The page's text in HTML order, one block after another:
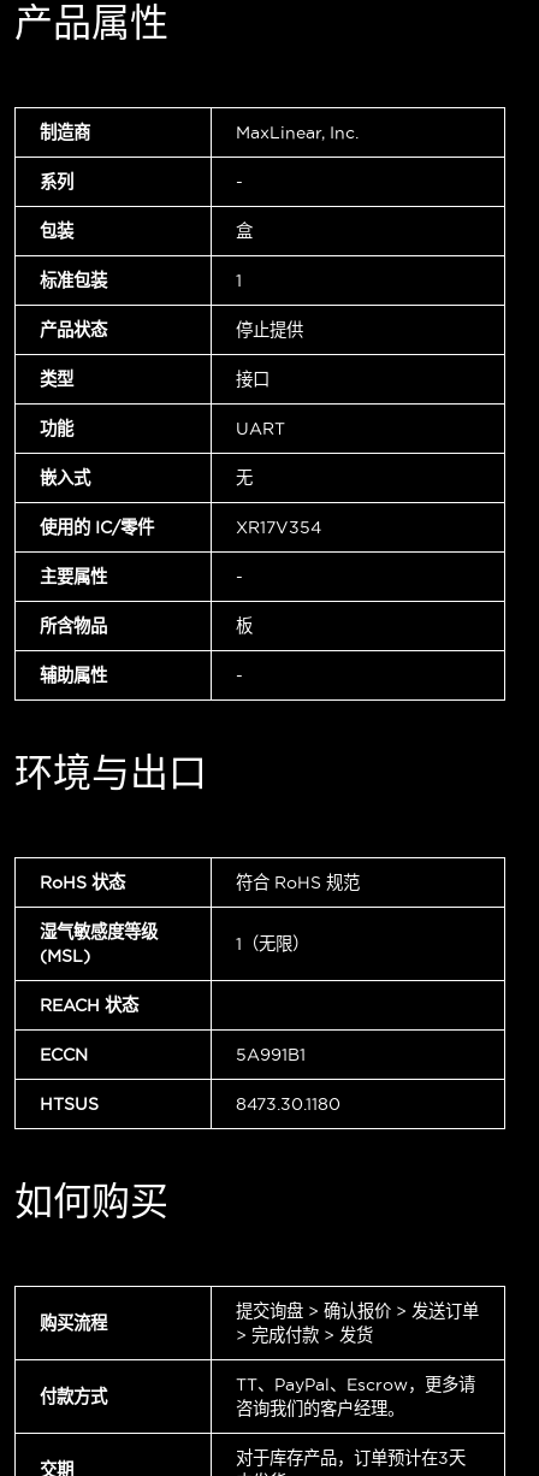
产品属性
制造商 MaxLinear, Inc.
系列 -
包装 盒
标准包装 1
产品状态 停止提供
类型 接口
功能 UART
嵌入式 无
使用的 IC/零件 XR17V354
主要属性 -
所含物品 板
辅助属性 -
环境与出口
RoHS 状态 符合 RoHS 规范
湿气敏感度等级
(MSL)
1（无限）
REACH 状态
ECCN 5A991B1
HTSUS 8473.30.1180
如何购买
购买流程
提交询盘 > 确认报价 > 发送订单
> 完成付款 > 发货
付款方式
TT、PayPal、Escrow，更多请
咨询我们的客户经理。
交期
对于库存产品，订单预计在3天